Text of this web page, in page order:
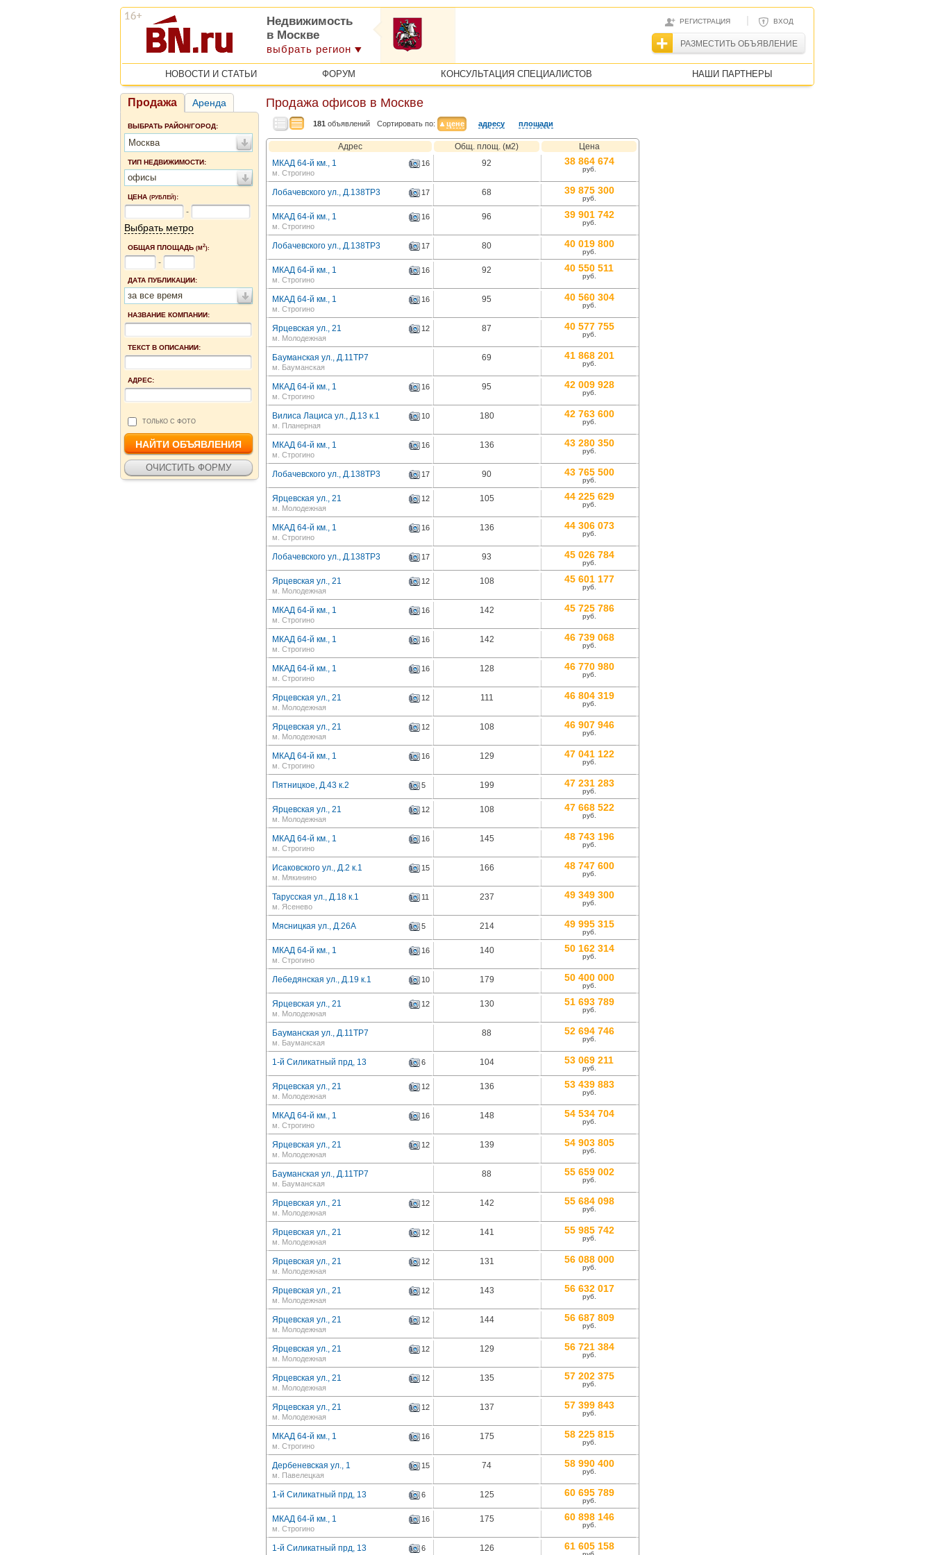
РЕГИСТРАЦИЯ | ВХОД
РАЗМЕСТИТЬ ОБЪЯВЛЕНИЕ
Недвижимость
в Москве
выбрать регион
НОВОСТИ И СТАТЬИ ФОРУМ КОНСУЛЬТАЦИЯ СПЕЦИАЛИСТОВ НАШИ ПАРТНЕРЫ
Продажа Аренда
ВЫБРАТЬ РАЙОН/ГОРОД:
Москва
ТИП НЕДВИЖИМОСТИ:
офисы
ЦЕНА (РУБЛЕЙ):
-
Выбрать метро
ОБЩАЯ ПЛОЩАДЬ (М2):
-
ДАТА ПУБЛИКАЦИИ:
за все время
НАЗВАНИЕ КОМПАНИИ:
ТЕКСТ В ОПИСАНИИ:
АДРЕС:
ТОЛЬКО С ФОТО
Продажа офисов в Москве
181 объявлений Сортировать по: цене адресу площади
Адрес Общ. площ. (м2)
Цена
МКАД 64-й км., 1
16
м. Строгино
92 38 864 674
руб.
Лобачевского ул., Д.138ТР3 17 68 39 875 300
руб.
МКАД 64-й км., 1
16
м. Строгино
96 39 901 742
руб.
Лобачевского ул., Д.138ТР3 17 80 40 019 800
руб.
МКАД 64-й км., 1
16
м. Строгино
92 40 550 511
руб.
МКАД 64-й км., 1
16
м. Строгино
95 40 560 304
руб.
Ярцевская ул., 21
12
м. Молодежная
87 40 577 755
руб.
Бауманская ул., Д.11ТР7
м. Бауманская
69 41 868 201
руб.
МКАД 64-й км., 1
16
м. Строгино
95 42 009 928
руб.
Вилиса Лациса ул., Д.13 к.1
10
м. Планерная
180 42 763 600
руб.
МКАД 64-й км., 1
16
м. Строгино
136 43 280 350
руб.
Лобачевского ул., Д.138ТР3 17 90 43 765 500
руб.
Ярцевская ул., 21
12
м. Молодежная
105 44 225 629
руб.
МКАД 64-й км., 1
16
м. Строгино
136 44 306 073
руб.
Лобачевского ул., Д.138ТР3 17 93 45 026 784
руб.
Ярцевская ул., 21
12
м. Молодежная
108 45 601 177
руб.
МКАД 64-й км., 1
16
м. Строгино
142 45 725 786
руб.
МКАД 64-й км., 1
16
м. Строгино
142 46 739 068
руб.
МКАД 64-й км., 1
16
м. Строгино
128 46 770 980
руб.
Ярцевская ул., 21
12
м. Молодежная
111 46 804 319
руб.
Ярцевская ул., 21
12
м. Молодежная
108 46 907 946
руб.
МКАД 64-й км., 1
16
м. Строгино
129 47 041 122
руб.
Пятницкое, Д.43 к.2 5 199 47 231 283
руб.
Ярцевская ул., 21
12
м. Молодежная
108 47 668 522
руб.
МКАД 64-й км., 1
16
м. Строгино
145 48 743 196
руб.
Исаковского ул., Д.2 к.1
15
м. Мякинино
166 48 747 600
руб.
Тарусская ул., Д.18 к.1
11
м. Ясенево
237 49 349 300
руб.
Мясницкая ул., Д.26А 5 214 49 995 315
руб.
МКАД 64-й км., 1
16
м. Строгино
140 50 162 314
руб.
Лебедянская ул., Д.19 к.1 10 179 50 400 000
руб.
Ярцевская ул., 21
12
м. Молодежная
130 51 693 789
руб.
Бауманская ул., Д.11ТР7
м. Бауманская
88 52 694 746
руб.
1-й Силикатный прд, 13 6 104 53 069 211
руб.
Ярцевская ул., 21
12
м. Молодежная
136 53 439 883
руб.
МКАД 64-й км., 1
16
м. Строгино
148 54 534 704
руб.
Ярцевская ул., 21
12
м. Молодежная
139 54 903 805
руб.
Бауманская ул., Д.11ТР7
м. Бауманская
88 55 659 002
руб.
Ярцевская ул., 21
12
м. Молодежная
142 55 684 098
руб.
Ярцевская ул., 21
12
м. Молодежная
141 55 985 742
руб.
Ярцевская ул., 21
12
м. Молодежная
131 56 088 000
руб.
Ярцевская ул., 21
12
м. Молодежная
143 56 632 017
руб.
Ярцевская ул., 21
12
м. Молодежная
144 56 687 809
руб.
Ярцевская ул., 21
12
м. Молодежная
129 56 721 384
руб.
Ярцевская ул., 21
12
м. Молодежная
135 57 202 375
руб.
Ярцевская ул., 21
12
м. Молодежная
137 57 399 843
руб.
МКАД 64-й км., 1
16
м. Строгино
175 58 225 815
руб.
Дербеневская ул., 1
15
м. Павелецкая
74 58 990 400
руб.
1-й Силикатный прд, 13 6 125 60 695 789
руб.
МКАД 64-й км., 1
16
м. Строгино
175 60 898 146
руб.
1-й Силикатный прд, 13 6 126 61 605 158